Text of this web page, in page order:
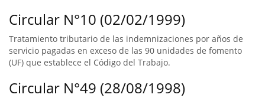
Circular N°10 (02/02/1999)
Tratamiento tributario de las indemnizaciones por años de
servicio pagadas en exceso de las 90 unidades de fomento
(UF) que establece el Código del Trabajo.
Circular N°49 (28/08/1998)